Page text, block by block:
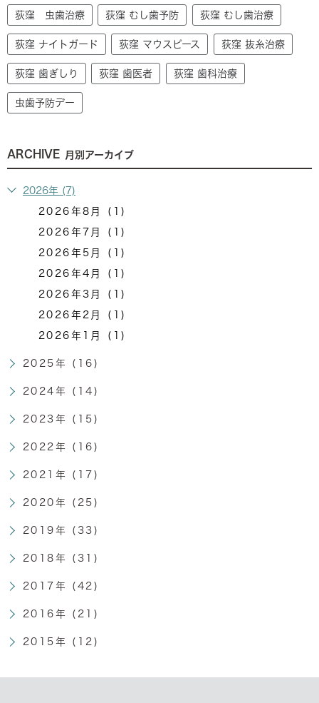
荻窪 虫歯治療 荻窪 むし歯予防 荻窪 むし歯治療
荻窪 ナイトガード 荻窪 マウスピース 荻窪 抜糸治療
荻窪 歯ぎしり 荻窪 歯医者 荻窪 歯科治療
虫歯予防デー
ARCHIVE 月別アーカイブ
2026年 (7)
2026年8月 (1)
2026年7月 (1)
2026年5月 (1)
2026年4月 (1)
2026年3月 (1)
2026年2月 (1)
2026年1月 (1)
2025年 (16)
2024年 (14)
2023年 (15)
2022年 (16)
2021年 (17)
2020年 (25)
2019年 (33)
2018年 (31)
2017年 (42)
2016年 (21)
2015年 (12)